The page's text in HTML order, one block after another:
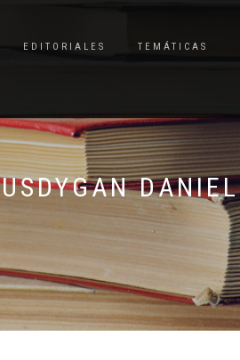
EDITORIALES TEMÁTICAS
DANIEL